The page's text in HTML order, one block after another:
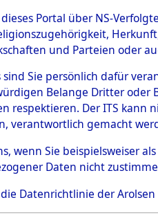
Listen
0015
Portal über NS-
und Parteien oder
sind Sie persönlich dafür
Belange Dritter
respektieren. Der ITS
verantwortlich gemacht
wenn Sie beispielsweiser
Daten nicht
Datenrichtlinie der Arolsen